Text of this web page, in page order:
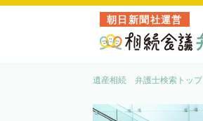
朝日新聞社運営
遺産相続 弁護士検索トップ